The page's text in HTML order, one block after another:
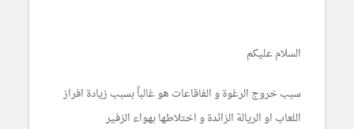
السلام عليكم
سبب خروج الرغوة و الفاقاعات هوغالباً بسبب زيادة افراز
اللعاب او الريالة الزائدة و اختلاطها بهواء الزفير